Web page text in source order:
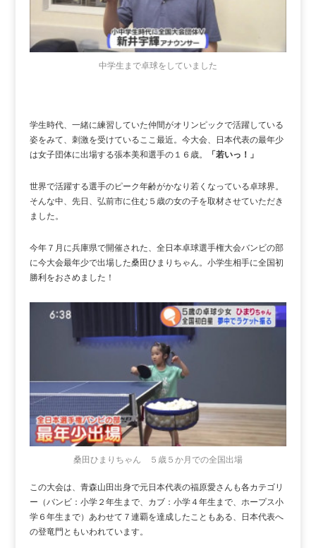
中学生まで卓球をしていました
学生時代、一緒に練習していた仲間がオリンピックで活躍している
姿をみて、刺激を受けているここ最近。今大会、日本代表の最年少
は女子団体に出場する張本美和選手の１６歳。
「若いっ！」
世界で活躍する選手のピーク年齢がかなり若くなっている卓球界。
そんな中、先日、弘前市に住む５歳の女の子を取材させていただき
ました。
今年７月に兵庫県で開催された、全日本卓球選手権大会バンビの部
に今大会最年少で出場した桑田ひまりちゃん。小学生相手に全国初
勝利をおさめました！
桑田ひまりちゃん ５歳５か月での全国出場
この大会は、青森山田出身で元日本代表の福原愛さんも各カテゴリ
ー（バンビ：小学２年生まで、カブ：小学４年生まで、ホープス小
学６年生まで）あわせて７連覇を達成したこともある、日本代表へ
の登竜門ともいわれています。